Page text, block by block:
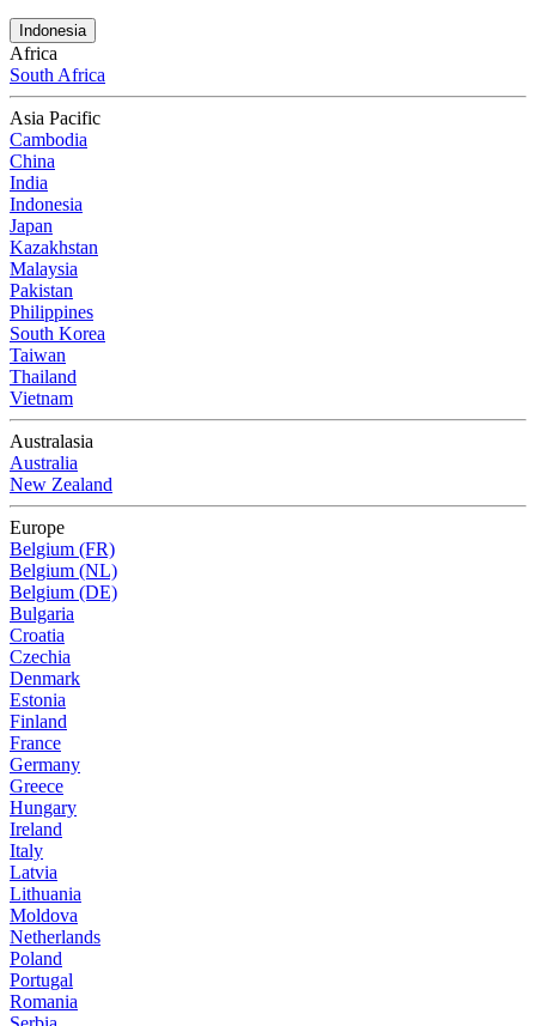
Indonesia
Africa
South Africa
Asia Pacific
Cambodia
China
India
Indonesia
Japan
Kazakhstan
Malaysia
Pakistan
Philippines
South Korea
Taiwan
Thailand
Vietnam
Australasia
Australia
New Zealand
Europe
Belgium (FR)
Belgium (NL)
Belgium (DE)
Bulgaria
Croatia
Czechia
Denmark
Estonia
Finland
France
Germany
Greece
Hungary
Ireland
Italy
Latvia
Lithuania
Moldova
Netherlands
Poland
Portugal
Romania